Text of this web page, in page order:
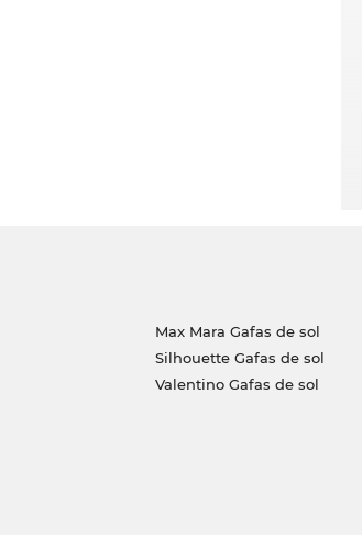
Max Mara Gafas de sol
Silhouette Gafas de sol
Valentino Gafas de sol